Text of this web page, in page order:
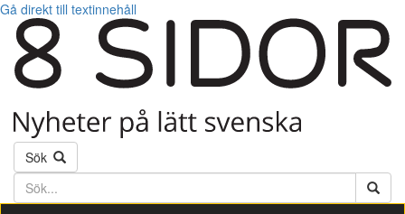
Gå direkt till textinnehåll
Sök
Söktext